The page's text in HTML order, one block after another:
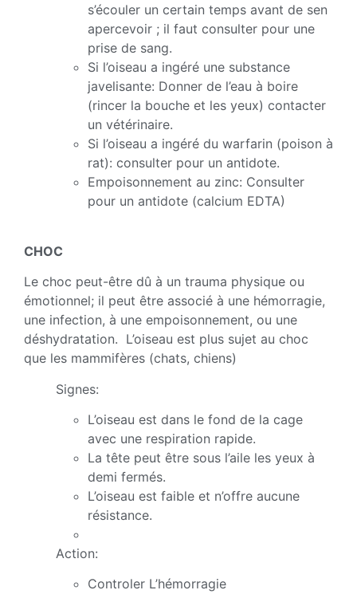
s’écouler un certain temps avant de sen
apercevoir ; il faut consulter pour une
prise de sang.
Si l’oiseau a ingéré une substance
javelisante: Donner de l’eau à boire
(rincer la bouche et les yeux) contacter
un vétérinaire.
Si l’oiseau a ingéré du warfarin (poison à
rat): consulter pour un antidote.
Empoisonnement au zinc: Consulter
pour un antidote (calcium EDTA)
CHOC
Le choc peut-être dû à un trauma physique ou
émotionnel; il peut être associé à une hémorragie,
une infection, à une empoisonnement, ou une
déshydratation. L’oiseau est plus sujet au choc
que les mammifères (chats, chiens)
Signes:
L’oiseau est dans le fond de la cage
avec une respiration rapide.
La tête peut être sous l’aile les yeux à
demi fermés.
L’oiseau est faible et n’offre aucune
résistance.
Action:
Controler L’hémorragie